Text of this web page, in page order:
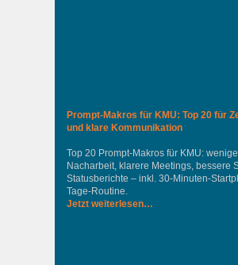
Prompt-Makros für KMU: Top 20 für
und klare Kommunikation
Top 20 Prompt-Makros für KMU:
Nacharbeit, klarere Meetings, bessere
Statusberichte – inkl. 30-Minuten-
Tage-Routine.
Jetzt weiterlesen…